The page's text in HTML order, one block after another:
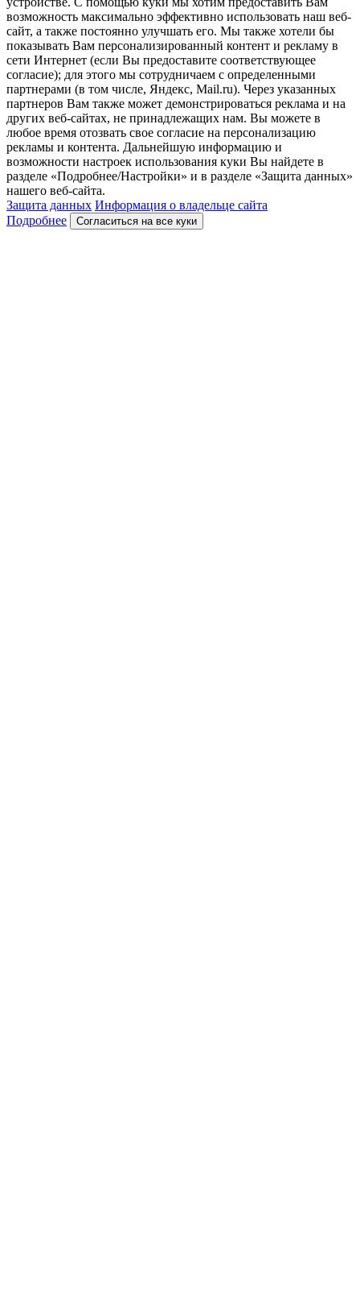
возможность максимально эффективно использовать наш веб-
сайт, а также постоянно улучшать его. Мы также хотели бы
показывать Вам персонализированный контент и рекламу в
сети Интернет (если Вы предоставите соответствующее
согласие); для этого мы сотрудничаем с определенными
партнерами (в том числе, Яндекс, Mail.ru). Через указанных
партнеров Вам также может демонстрироваться реклама и на
других веб-сайтах, не принадлежащих нам. Вы можете в
любое время отозвать свое согласие на персонализацию
рекламы и контента. Дальнейшую информацию и
возможности настроек использования куки Вы найдете в
разделе «Подробнее/Настройки» и в разделе «Защита данных»
нашего веб-сайта.
Защита данных Информация о владельце сайта
Подробнее
Согласиться на все куки